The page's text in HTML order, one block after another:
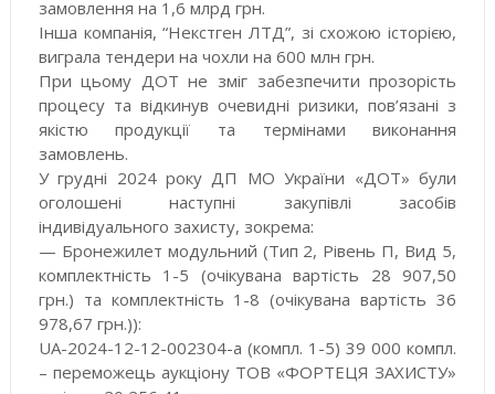
замовлення на 1,6 млрд грн.
Інша компанія, “Некстген ЛТД”, зі схожою історією,
виграла тендери на чохли на 600 млн грн.
При цьому ДОТ не зміг забезпечити прозорість
процесу та відкинув очевидні ризики, пов’язані з
якістю продукції та термінами виконання
замовлень.
У грудні 2024 року ДП МО України «ДОТ» були
оголошені наступні закупівлі засобів
індивідуального захисту, зокрема:
— Бронежилет модульний (Тип 2, Рівень П, Вид 5,
комплектність 1-5 (очікувана вартість 28 907,50
грн.) та комплектність 1-8 (очікувана вартість 36
978,67 грн.)):
UA-2024-12-12-002304-a (компл. 1-5) 39 000 компл.
– переможець аукціону ТОВ «ФОРТЕЦЯ ЗАХИСТУ»